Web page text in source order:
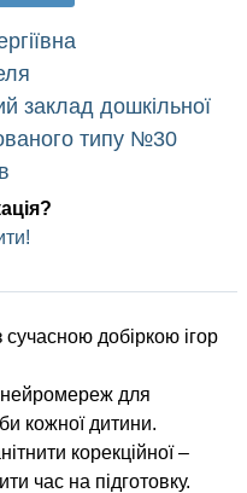
заклад дошкільної
типу №30
добіркою ігор
для
кожної дитини.
корекційної –
час на підготовку.